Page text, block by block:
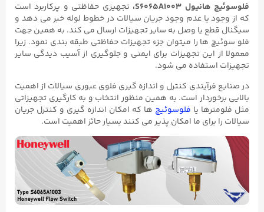
فلوسوئیچ هانیول S6065A1003،
تجهیزی حفاظتی و پرکاربرد است
که از وجود یا عدم وجود جریان سیالات در خطوط لوله خبر می دهد و
سیگنال قطع یا وصل به سایر تجهیزات ارسال می کند. به همین جهت
فلو سوئیچ ها را میتوان جزء تجهیزات حفاظتی طبقه بندی نمود. زیرا
معمولا از این تجهیزات برای ایمنی و جلوگیری از آسیب دیدگی سایر
تجهیزات استفاده می شود.
در صنایع فرآیندی کنترل و اندازه گیری فلوی عبوری سیالات از اهمیت
بالایی برخوردار است. به همین منظور انتخاب و به کارگیری تجهیزاتی
مثل فلومترها یا فلوسوئیچ ها که امکان اندازه گیری و کنترل جریان
سیالات را برای ما امکان پذیر می کنند بسیار حائز اهمیت است.